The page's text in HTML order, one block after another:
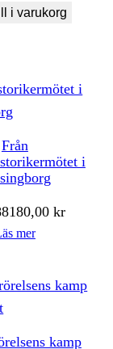
i varukorg
Från
i
180,00kr
mer
kamp